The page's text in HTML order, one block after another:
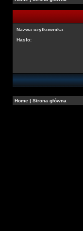
Nazwa użytkownika:
Hasło:
Home | Strona główna